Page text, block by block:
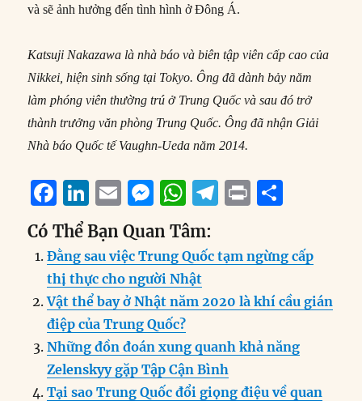
và sẽ ảnh hưởng đến tình hình ở Đông Á.
Katsuji Nakazawa là nhà báo và biên tập viên cấp cao của
Nikkei, hiện sinh sống tại Tokyo. Ông đã dành bảy năm
làm phóng viên thường trú ở Trung Quốc và sau đó trở
thành trưởng văn phòng Trung Quốc. Ông đã nhận Giải
Nhà báo Quốc tế Vaughn-Ueda năm 2014.
F
a
c
e
b
o
o
k
Li
n
k
e
d
I
n
E
m
ai
l
M
ss
e
n
g
er
W
h
at
s
A
p
T
e
g
r
m
P
n
t
re
Có Thể Bạn Quan Tâm:
Đằng sau việc Trung Quốc tạm ngừng cấp
thị thực cho người Nhật
Vật thể bay ở Nhật năm 2020 là khí cầu gián
điệp của Trung Quốc?
Những đồn đoán xung quanh khả năng
Zelenskyy gặp Tập Cận Bình
Tại sao Trung Quốc đổi giọng điệu về quan